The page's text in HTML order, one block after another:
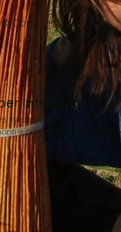
© Copyright
Intreccio
flessibili e facili da lavorare.
e progetti di intreccio
e creazioni artigianali.